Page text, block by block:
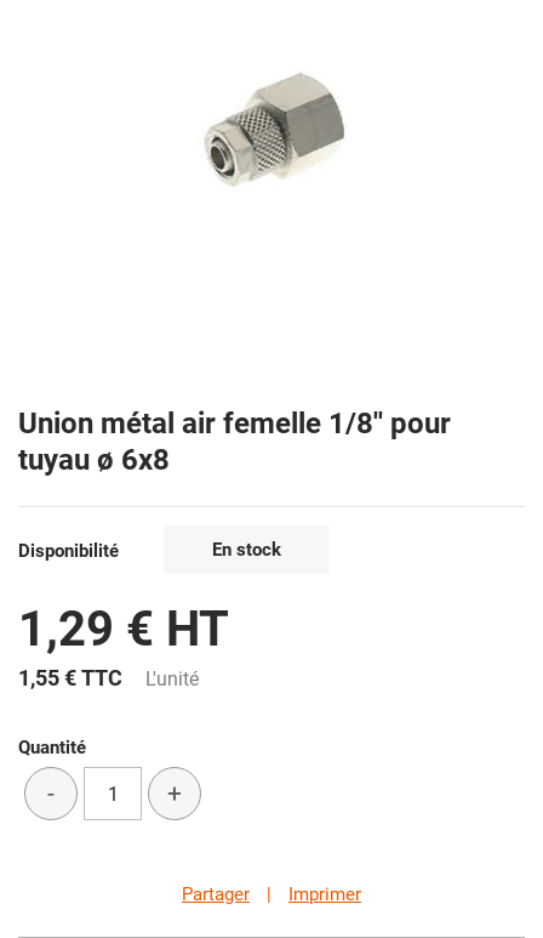
Union métal air femelle 1/8'' pour
tuyau ø 6x8
Disponibilité En stock
1,29 € HT
1,55 €TTC L'unité
Quantité
- +
Partager | Imprimer